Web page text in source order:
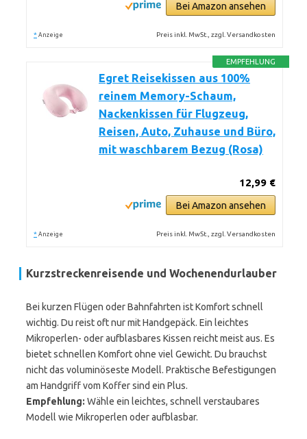
Bei Amazon ansehen
* Anzeige Preis inkl. MwSt., zzgl. Versandkosten
EMPFEHLUNG
Egret Reisekissen aus 100%
reinem Memory-Schaum,
Nackenkissen für Flugzeug,
Reisen, Auto, Zuhause und Büro,
mit waschbarem Bezug (Rosa)
12,99 €
Bei Amazon ansehen
* Anzeige Preis inkl. MwSt., zzgl. Versandkosten
Kurzstreckenreisende und Wochenendurlauber
Bei kurzen Flügen oder Bahnfahrten ist Komfort schnell
wichtig. Du reist oft nur mit Handgepäck. Ein leichtes
Mikroperlen- oder aufblasbares Kissen reicht meist aus. Es
bietet schnellen Komfort ohne viel Gewicht. Du brauchst
nicht das voluminöseste Modell. Praktische Befestigungen
am Handgriff vom Koffer sind ein Plus.
Empfehlung: Wähle ein leichtes, schnell verstaubares
Modell wie Mikroperlen oder aufblasbar.